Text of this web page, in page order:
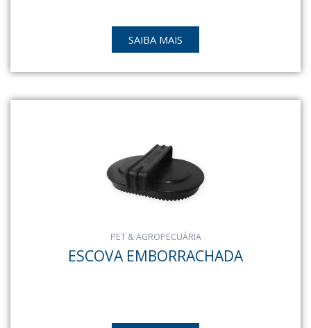
SAIBA MAIS
PET & AGROPECUÁRIA
ESCOVA EMBORRACHADA